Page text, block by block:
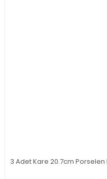
3 Adet Kare 20.7cm Porselen